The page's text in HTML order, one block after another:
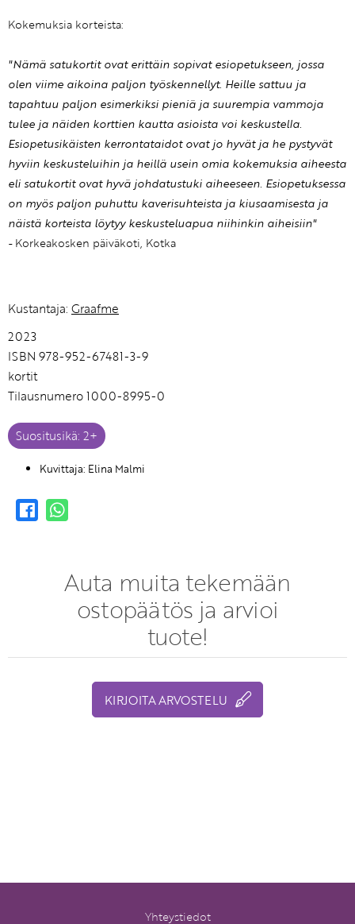
Kokemuksia korteista:
"Nämä satukortit ovat erittäin sopivat esiopetukseen, jossa
olen viime aikoina paljon työskennellyt. Heille sattuu ja
tapahtuu paljon esimerkiksi pieniä ja suurempia vammoja
tulee ja näiden korttien kautta asioista voi keskustella.
Esiopetusikäisten kerrontataidot ovat jo hyvät ja he pystyvät
hyviin keskusteluihin ja heillä usein omia kokemuksia aiheesta
eli satukortit ovat hyvä johdatustuki aiheeseen. Esiopetuksessa
on myös paljon puhuttu kaverisuhteista ja kiusaamisesta ja
näistä korteista löytyy keskusteluapua niihinkin aiheisiin"
-Korkeakosken päiväkoti, Kotka
Kustantaja: Graafme
2023
ISBN 978-952-67481-3-9
kortit
Tilausnumero 1000-8995-0
Suositusikä: 2+
Kuvittaja: Elina Malmi
Auta muita tekemään
ostopäätös ja arvioi
tuote!
KIRJOITA ARVOSTELU
Yhteystiedot